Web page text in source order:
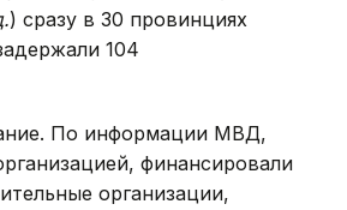
) сразу в 30 провинциях
104
По информации МВД,
финансировали
организации,